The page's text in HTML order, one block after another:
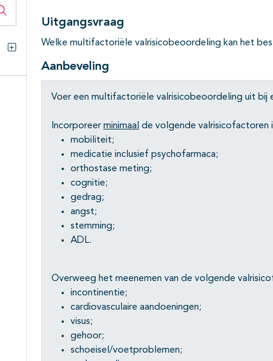
Zoeken binnen deze richtlijn
Alles openklappen
Uitgangsvraag
Welke multifactoriële valrisicobeoordeling kan het
Aanbeveling
Voer een multifactoriële valrisicobeoordeling uit bij
Incorporeer minimaal de volgende
mobiliteit;
medicatie inclusief psychofarmaca;
orthostase meting;
cognitie;
gedrag;
angst;
stemming;
ADL.
Overweeg het meenemen van de volgende
incontinentie;
cardiovasculaire aandoeningen;
visus;
gehoor;
schoeisel/voetproblemen;